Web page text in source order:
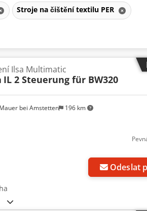
Stroje na čištění textilu PER
bei Amstetten 196 km
Ilsa Multimatic
IL 2 Steuerung für BW320
Odeslat